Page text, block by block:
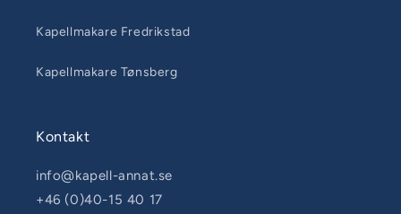
Kapellmakare Fredrikstad
Kapellmakare Tønsberg
Kontakt
info@kapell-annat.se
+46 (0)40-15 40 17